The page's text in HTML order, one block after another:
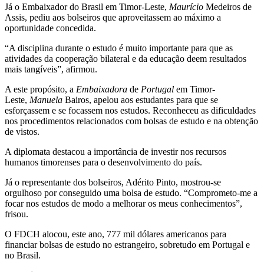
Já o Embaixador do Brasil em Timor-Leste, Maurício Medeiros de
Assis, pediu aos bolseiros que aproveitassem ao máximo a
oportunidade concedida.
“A disciplina durante o estudo é muito importante para que as
atividades da cooperação bilateral e da educação deem resultados
mais tangíveis”, afirmou.
A este propósito, a Embaixadora de Portugal em Timor-
Leste, Manuela Bairos, apelou aos estudantes para que se
esforçassem e se focassem nos estudos. Reconheceu as dificuldades
nos procedimentos relacionados com bolsas de estudo e na obtenção
de vistos.
A diplomata destacou a importância de investir nos recursos
humanos timorenses para o desenvolvimento do país.
Já o representante dos bolseiros, Adérito Pinto, mostrou-se
orgulhoso por conseguido uma bolsa de estudo. “Comprometo-me a
focar nos estudos de modo a melhorar os meus conhecimentos”,
frisou.
O FDCH alocou, este ano, 777 mil dólares americanos para
financiar bolsas de estudo no estrangeiro, sobretudo em Portugal e
no Brasil.